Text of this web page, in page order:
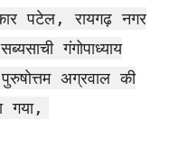
पटेल, रायगढ़ नगर
गंगोपाध्याय
अग्रवाल की
गया,